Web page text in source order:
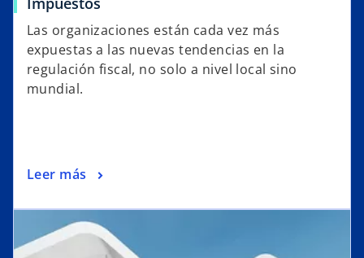
Las organizaciones están cada vez más
expuestas a las nuevas tendencias en la
regulación fiscal, no solo a nivel local sino
mundial.
Leer más